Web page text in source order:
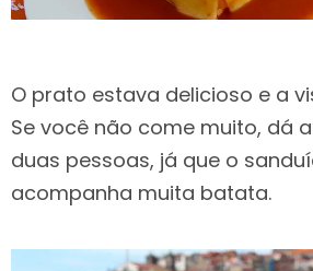
O prato estava delicioso e a
Se você não come muito, dá
duas pessoas, já que o
acompanha muita batata.